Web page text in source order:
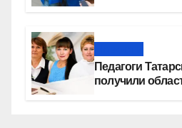
Педагоги
получили